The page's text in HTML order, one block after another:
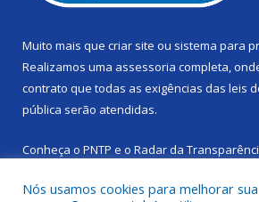
Muito mais que criar site ou sistema para
Realizamos uma assessoria completa,
contrato que todas as exigências das leis
pública serão atendidas.
Conheça o PNTP e o Radar da
Nós usamos cookies para melhorar